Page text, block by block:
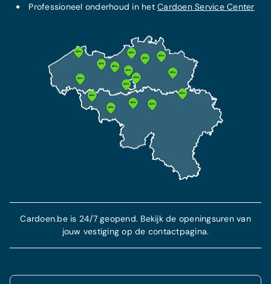
Professioneel onderhoud in hetCardoen Service Center
Cardoen.be is 24/7 geopend. Bekijk de openingsuren van
jouw vestiging op de contactpagina.